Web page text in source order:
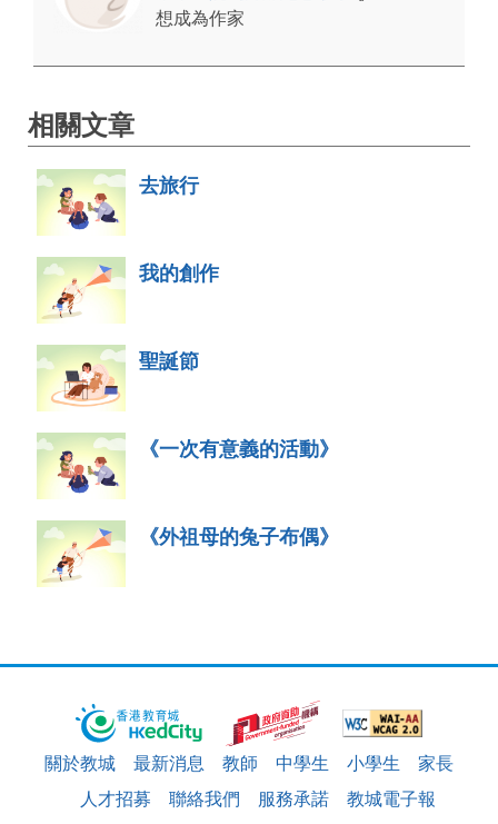
想成為作家
相關文章
去旅行
我的創作
聖誕節
《一次有意義的活動》
《外祖母的兔子布偶》
關於教城 最新消息 教師 中學生 小學生
家長
人才招募
聯絡我們 服務承諾 教城電子報